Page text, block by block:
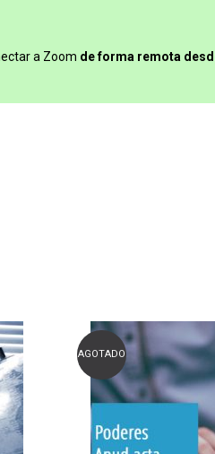
a Zoom de forma remota
AGOTADO